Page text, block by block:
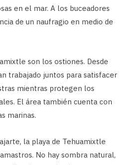
en el mar. A los buceadores
de un naufragio en medio de
son los ostiones. Desde
trabajado juntos para satisfacer
mientras protegen los
El área también cuenta con
marinas.
la playa de Tehuamixtle
No hay sombra natural,